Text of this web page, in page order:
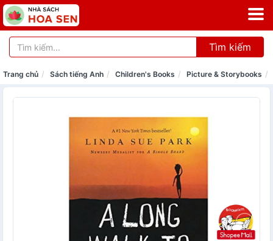
Tìm kiếm
Trang chủ Sách tiếng Anh Children's Books Picture & Storybooks